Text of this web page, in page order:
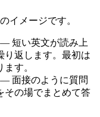
イメージです。
— 短い英文が読み上
り返します。最初は
す。
— 面接のように質問
その場でまとめて答